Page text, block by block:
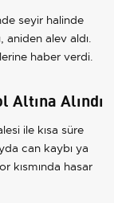
seyir halinde
aniden alev aldı.
haber verdi.
Altına Alındı
ile kısa süre
can kaybı ya
kısmında hasar